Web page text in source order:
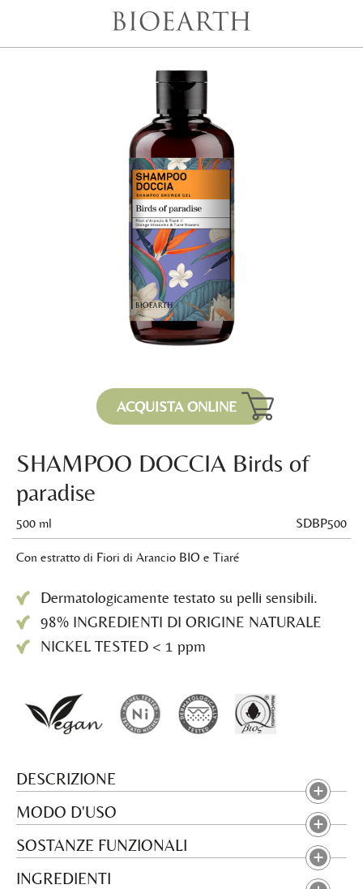
ACQUISTA ONLINE
SHAMPOO DOCCIA Birds of
paradise
500 ml SDBP500
Con estratto di Fiori di Arancio BIO e Tiaré
Dermatologicamente testato su pelli sensibili.
98% INGREDIENTI DI ORIGINE NATURALE
NICKEL TESTED < 1 ppm
DESCRIZIONE
MODO D'USO
SOSTANZE FUNZIONALI
INGREDIENTI